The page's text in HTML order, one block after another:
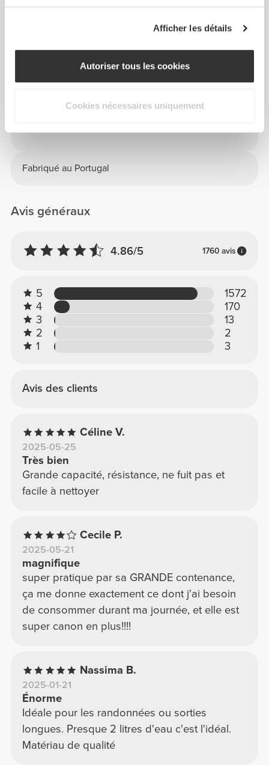
Afficher les détails
Autoriser tous les cookies
Cookies nécessaires uniquement
La Bottle Hydra 1.8L te permettra de rester hydraté
toute la journée : en PEHD robuste et sans BPA, de 1
Fabriqué au Portugal
Avis généraux
4.86/5 1760 avis
5
1572
4
170
3
13
2
2
1
3
Avis des clients
Céline V.
2025-05-25
Très bien
Grande capacité, résistance, ne fuit pas et
facile à nettoyer
Cecile P.
2025-05-21
magnifique
super pratique par sa GRANDE contenance,
ça me donne exactement ce dont j'ai besoin
de consommer durant ma journée, et elle est
super canon en plus!!!!
Nassima B.
2025-01-21
Énorme
Idéale pour les randonnées ou sorties
longues. Presque 2 litres d'eau c'est l'idéal.
Matériau de qualité